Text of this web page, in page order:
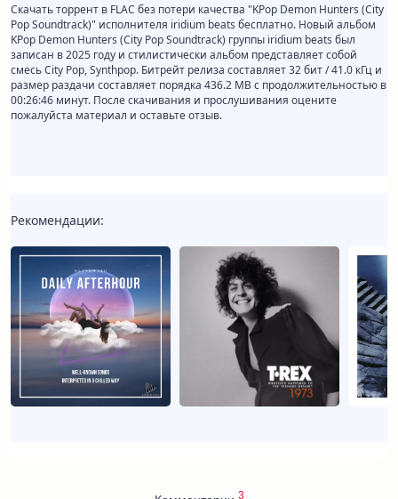
Скачать торрент в FLAC без потери качества "KPop Demon Hunters (City
Pop Soundtrack)" исполнителя iridium beats бесплатно. Новый альбом
KPop Demon Hunters (City Pop Soundtrack) группы iridium beats был
записан в 2025 году и стилистически альбом представляет собой
смесь City Pop, Synthpop. Битрейт релиза составляет 32 бит / 41.0 кГц и
размер раздачи составляет порядка 436.2 MB с продолжительностью в
00:26:46 минут. После скачивания и прослушивания оцените
пожалуйста материал и оставьте отзыв.
Рекомендации:
3